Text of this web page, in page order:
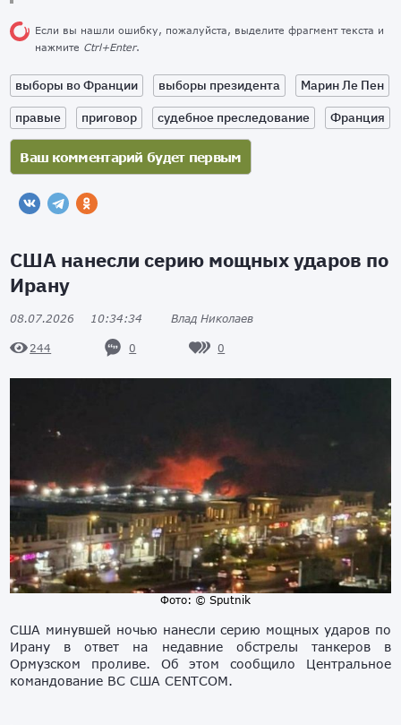
Если вы нашли ошибку, пожалуйста, выделите фрагмент текста и
нажмите Ctrl+Enter.
выборы во Франции выборы президента
Марин Ле Пен
правые
приговор судебное преследование Франция
США нанесли серию мощных ударов по
Ирану
08.07.2026 10:34:34 Влад Николаев
244 0 0
Фото: © Sputnik
США минувшей ночью нанесли серию мощных ударов по
Ирану в ответ на недавние обстрелы танкеров в
Ормузском проливе. Об этом сообщило Центральное
командование ВС США CENTCOM.